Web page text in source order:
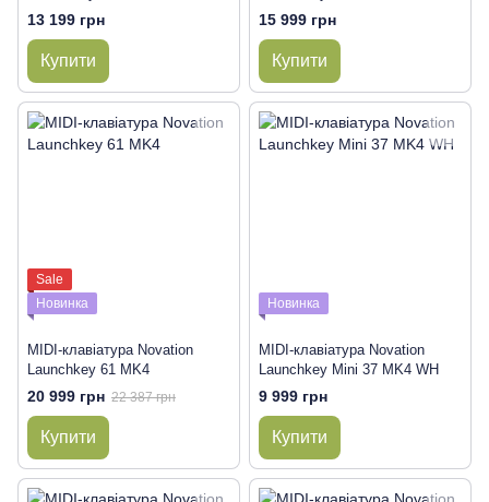
13 199 грн
Купити
15 999 грн
Купити
Sale
Новинка
MIDI-клавіатура Novation
Launchkey 61 MK4
20 999 грн 22 387 грн
Купити
Новинка
MIDI-клавіатура Novation
Launchkey Mini 37 MK4 WH
9 999 грн
Купити